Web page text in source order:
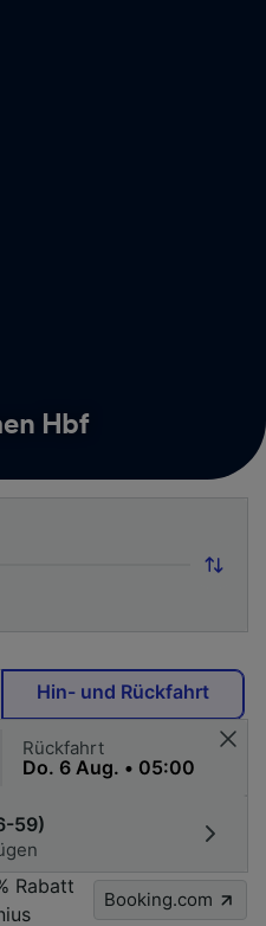
Hbf
Hin- und Rückfahrt
Rückfahrt
59)
Rabatt
Booking.com